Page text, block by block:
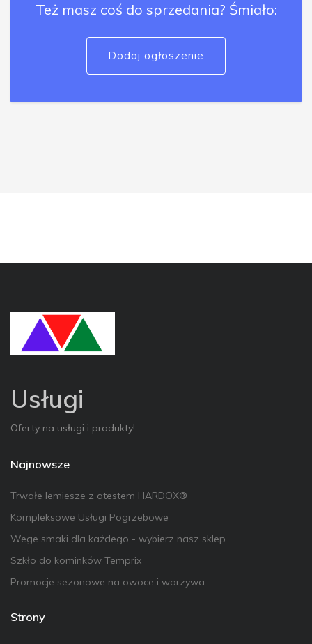
Też masz coś do sprzedania? Śmiało:
Dodaj ogłoszenie
Usługi
Oferty na usługi i produkty!
Najnowsze
Trwałe lemiesze z atestem HARDOX®
Kompleksowe Usługi Pogrzebowe
Wege smaki dla każdego - wybierz nasz sklep
Szkło do kominków Temprix
Promocje sezonowe na owoce i warzywa
Strony